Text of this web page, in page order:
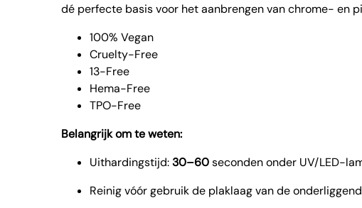
dé perfecte basis voor het aanbrengen van chrome- en
100% Vegan
Cruelty-Free
13-Free
Hema-Free
TPO-Free
Belangrijk om te weten:
Uithardingstijd:30–60seconden onder UV/LED-
Reinig vóór gebruik de plaklaag van de